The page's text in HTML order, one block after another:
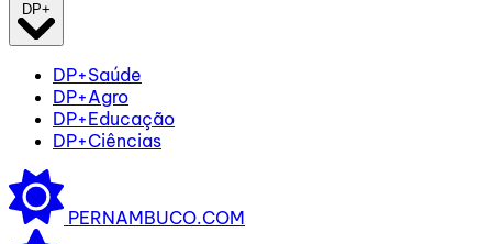
DP+
DP+Saúde
DP+Agro
DP+Educação
DP+Ciências
PERNAMBUCO.COM